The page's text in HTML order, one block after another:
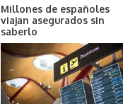
Millones de españoles
viajan asegurados sin
saberlo